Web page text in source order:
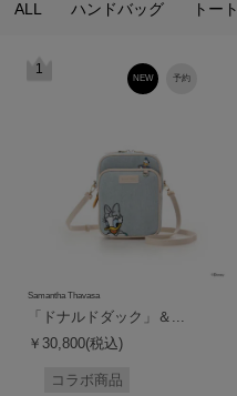
ALL ハンドバッグ トー
1
予約
NEW
Samantha Thavasa
「ドナルドダック」＆...
￥30,800(税込)
コラボ商品